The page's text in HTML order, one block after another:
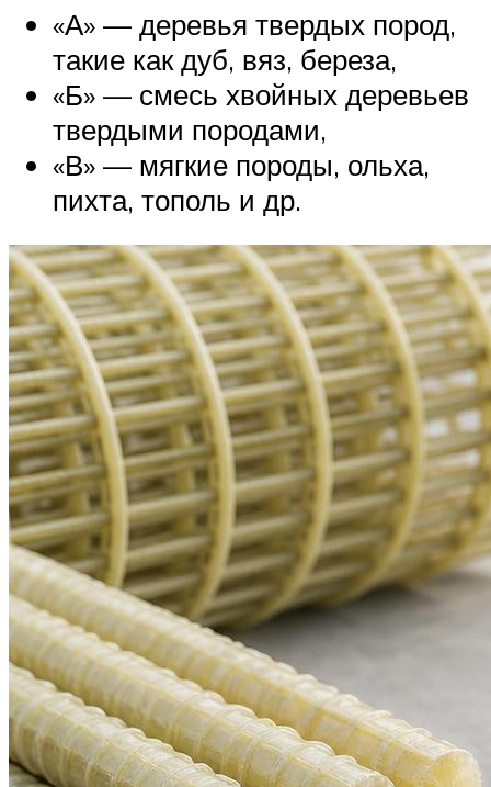
«А» — деревья твердых пород,
такие как дуб, вяз, береза,
«Б» — смесь хвойных деревьев
твердыми породами,
«В» — мягкие породы, ольха,
пихта, тополь и др.